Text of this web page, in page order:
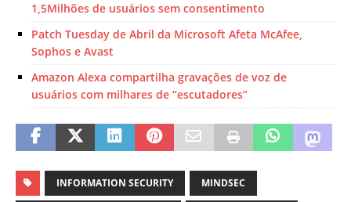
1,5Milhões de usuários sem consentimento
Patch Tuesday de Abril da Microsoft Afeta McAfee,
Sophos e Avast
Amazon Alexa compartilha gravações de voz de
usuários com milhares de “escutadores”
INFORMATION SECURITY MINDSEC